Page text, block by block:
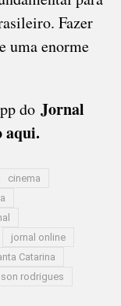
Fazer
uma enorme
do Jornal
aqui.
cinema
jornal online
Catarina
rodrigues